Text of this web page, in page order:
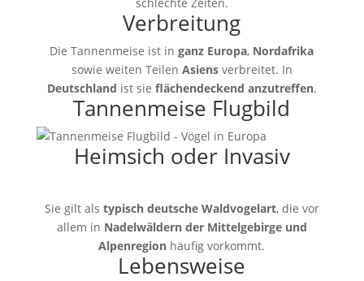
Verbreitung
Die Tannenmeise ist inganz Europa, Nordafrika
sowie weiten Teilen Asiensverbreitet. In
Deutschland ist sie flächendeckend anzutreffen.
Tannenmeise Flugbild
Heimsich oder Invasiv
Sie gilt als typisch deutsche Waldvogelart, die vor
allem in Nadelwäldern der Mittelgebirge und
Alpenregion häufig vorkommt.
Lebensweise